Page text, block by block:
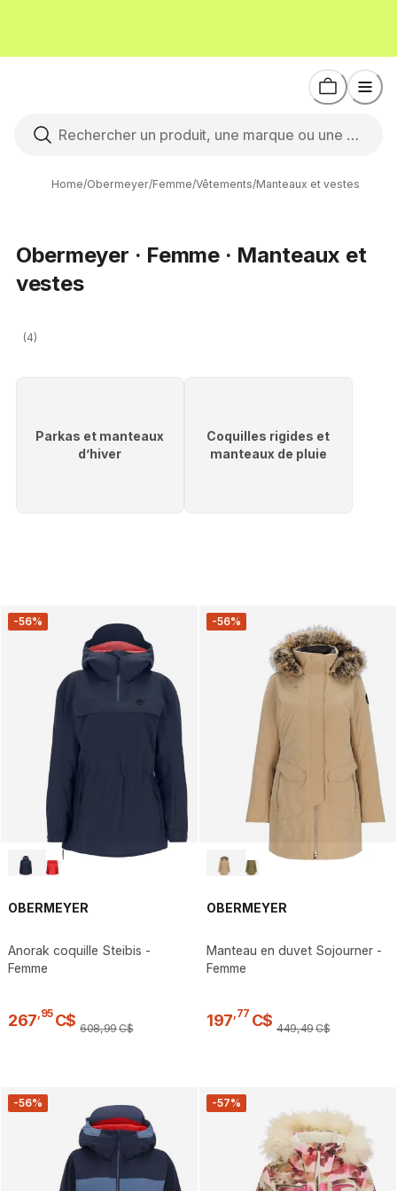
Home/Obermeyer/Femme/Vêtements/Manteaux et vestes
Obermeyer · Femme · Manteaux et
vestes
(4)
Parkas et manteaux
d’hiver
Coquilles rigides et
manteaux de pluie
-56%
OBERMEYER
Anorak coquille Steibis -
Femme
267 95 C$ 608,99C$
-56%
OBERMEYER
Manteau en duvet Sojourner -
Femme
197 77 C$ 449,49C$
-56% -57%